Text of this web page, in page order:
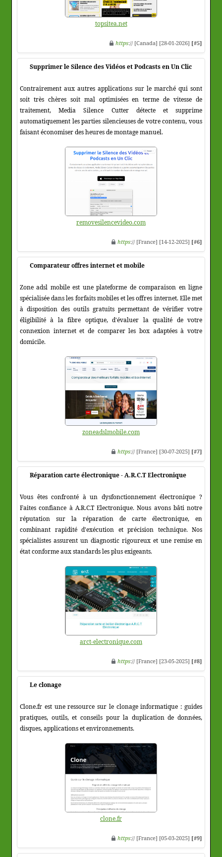
topsitea.net
https:// [Canada] [28-01-2026] [#5]
Supprimer le Silence des Vidéos et Podcasts en Un Clic
Contrairement aux autres applications sur le marché qui sont
soit très chères soit mal optimisées en terme de vitesse de
traitement, Media Silence Cutter détecte et supprime
automatiquement les parties silencieuses de votre contenu, vous
faisant économiser des heures de montage manuel.
removesilencevideo.com
https:// [France] [14-12-2025] [#6]
Comparateur offres internet et mobile
Zone adsl mobile est une plateforme de comparaison en ligne
spécialisée dans les forfaits mobiles et les offres internet. Elle met
à disposition des outils gratuits permettant de vérifier votre
éligibilité à la fibre optique, d'évaluer la qualité de votre
connexion internet et de comparer les box adaptées à votre
domicile.
zoneadslmobile.com
https:// [France] [30-07-2025] [#7]
Réparation carte électronique - A.R.C.T Electronique
Vous êtes confronté à un dysfonctionnement électronique ?
Faites confiance à A.R.C.T Electronique. Nous avons bâti notre
réputation sur la réparation de carte électronique, en
combinant rapidité d'exécution et précision technique. Nos
spécialistes assurent un diagnostic rigoureux et une remise en
état conforme aux standards les plus exigeants.
arct-electronique.com
https:// [France] [23-05-2025] [#8]
Le clonage
Clone.fr est une ressource sur le clonage informatique : guides
pratiques, outils, et conseils pour la duplication de données,
disques, applications et environnements.
clone.fr
https:// [France] [05-03-2025] [#9]